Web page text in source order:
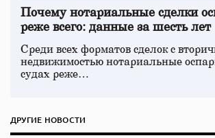
Почему нотариальные сделки
реже всего: данные за шесть лет
Среди всех форматов сделок с
недвижимостью нотариальные
судах реже…
ДРУГИЕ НОВОСТИ